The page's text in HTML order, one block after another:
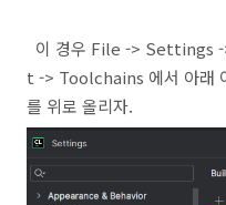
이 경우 File -> Settings
t -> Toolchains 에서 아래
를 위로 올리자.